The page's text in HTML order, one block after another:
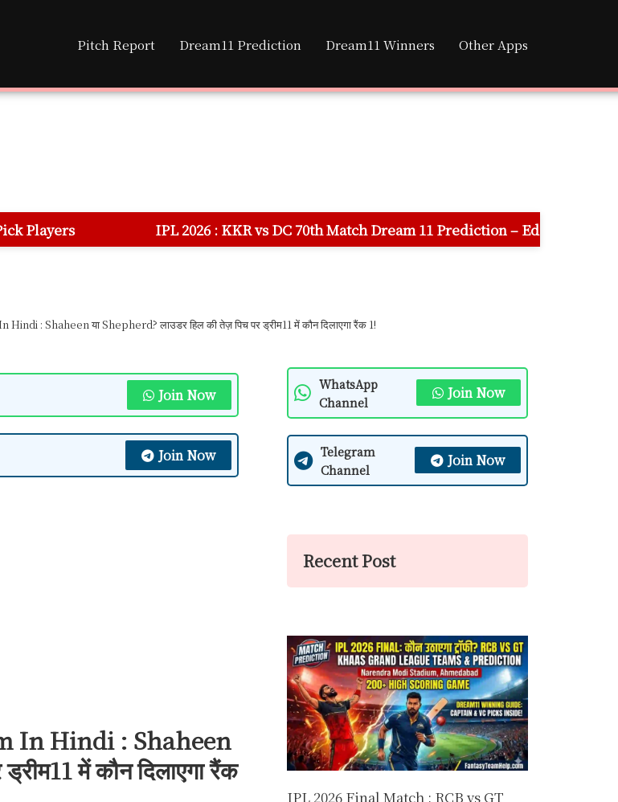
Pitch Report Dream11 Prediction Dream11 Winners Other Apps
IPL 2026 : KKR vs DC 70th Match Dream 11 Prediction – Eden Gardens Stadium
: Shaheen या Shepherd? लाउडर हिल की तेज़ पिच पर ड्रीम11 में कौन दिलाएगा रैंक 1!
Join Now
Join Now
In Hindi : Shaheen
में कौन दिलाएगा रैंक
WhatsApp
Channel
Join Now
Telegram
Channel
Join Now
Recent Post
IPL 2026 Final Match : RCB vs GT